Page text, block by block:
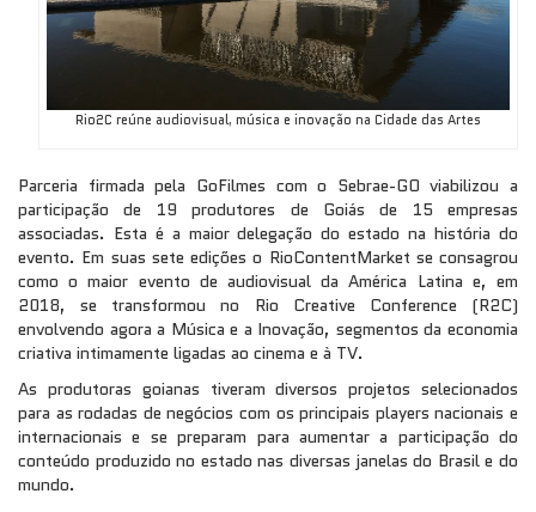
Rio2C reúne audiovisual, música e inovação na Cidade das Artes
Parceria firmada pela GoFilmes com o Sebrae-GO viabilizou a
participação de 19 produtores de Goiás de 15 empresas
associadas. Esta é a maior delegação do estado na história do
evento. Em suas sete edições o RioContentMarket se consagrou
como o maior evento de audiovisual da América Latina e, em
2018, se transformou no Rio Creative Conference (R2C)
envolvendo agora a Música e a Inovação, segmentos da economia
criativa intimamente ligadas ao cinema e à TV.
As produtoras goianas tiveram diversos projetos selecionados
para as rodadas de negócios com os principais players nacionais e
internacionais e se preparam para aumentar a participação do
conteúdo produzido no estado nas diversas janelas do Brasil e do
mundo.